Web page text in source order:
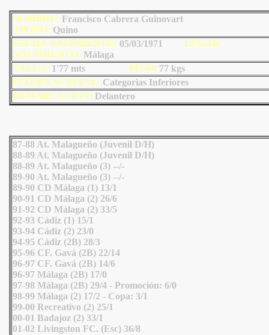
NOMBRE: Francisco Cabrera Guinovart
APODO: Quino
FECHA NACIMIENTO: 05/03/1971 LUGAR
NACIMIENTO: Málaga
TALLA: 1'77 mts PESO: 77 kgs
INTERNACIONAL: Categorias Inferiores
DEMARCACIÓN: Delantero
87-88 At. Malagueño (Juvenil D/H)
88-89 At. Malagueño (Juvenil D/H)
88-89 At. Malagueño (3) --/-
89-90 At. Malagueño (3) --/-
89-90 CD Málaga (1) 13/1
90-91 CD Málaga (2) 26/6
91-92 CD Málaga (2) 33/5
92-93 Cádiz (1) 15/1
93-94 Cádiz (2) 23/0
94-95 Cádiz (2B) 28/3
95-96 CF. Gavá (2B) 22/14
96-97 CF. Gavá (2B) 14/6
96-97 Málaga (2B) 17/0
97-98 Málaga (2B) 29/4 - Promoción: 6/0
98-99 Málaga (2) 17/2 - Copa: 3/1
99-00 Recreativo (2) 25/1
00-01 Badajoz (2) 33/1
01-02 Livingston FC. (Esc) 36/8